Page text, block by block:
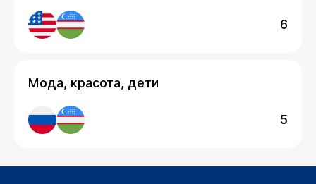
6
Мода, красота, дети
5